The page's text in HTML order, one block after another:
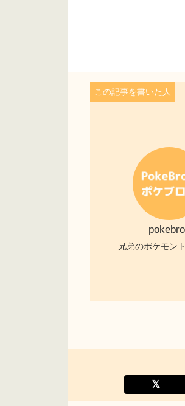
兄弟のポケモン